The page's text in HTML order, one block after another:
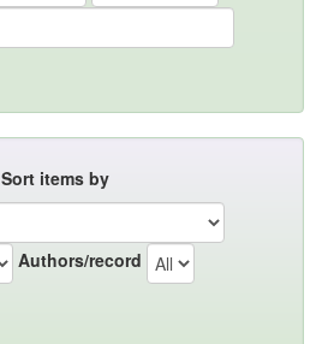
Sort items by
Authors/record